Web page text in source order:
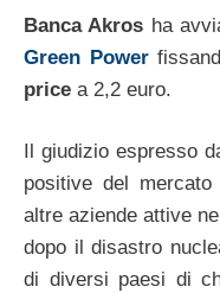
Banca Akros ha
Green Power
price a 2,2 euro.
Il giudizio espresso
positive del mercato
altre aziende attive
dopo il disastro
di diversi paesi di